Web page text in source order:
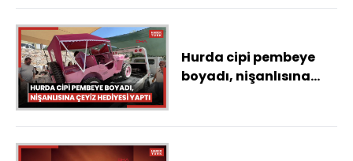
başardı...O anlar
Hurda cipi pembeye
boyadı, nişanlısına